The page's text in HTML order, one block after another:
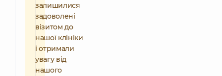
залишилися
задоволені
візитом до
нашої клініки
і отримали
увагу від
нашого